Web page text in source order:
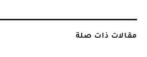
مقالات ذات صلة